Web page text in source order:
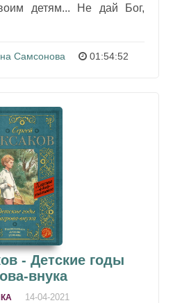
детям... Не дай Бог,
Самсонова 01:54:52
- Детские годы
внука
14-04-2021